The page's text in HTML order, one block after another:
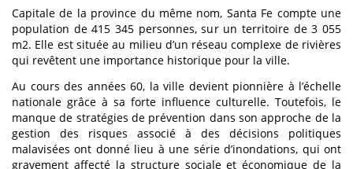
Capitale de la province du même nom, Santa Fe compte une
population de 415 345 personnes, sur un territoire de 3 055
m2. Elle est située au milieu d’un réseau complexe de rivières
qui revêtent une importance historique pour la ville.
Au cours des années 60, la ville devient pionnière à l’échelle
nationale grâce à sa forte influence culturelle. Toutefois, le
manque de stratégies de prévention dans son approche de la
gestion des risques associé à des décisions politiques
malavisées ont donné lieu à une série d’inondations, qui ont
gravement affecté la structure sociale et économique de la